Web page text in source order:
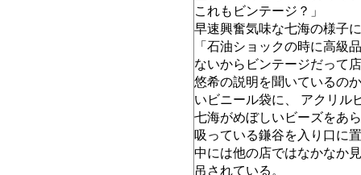
これもビンテージ？」
早速興奮気味な七海の様子
「石油ショックの時に高級
ないからビンテージだって
悠希の説明を聞いているの
いビニール袋に、 アクリル
七海がめぼしいビーズをあ
吸っている鎌谷を入り口に
中には他の店ではなかなか
吊されている。